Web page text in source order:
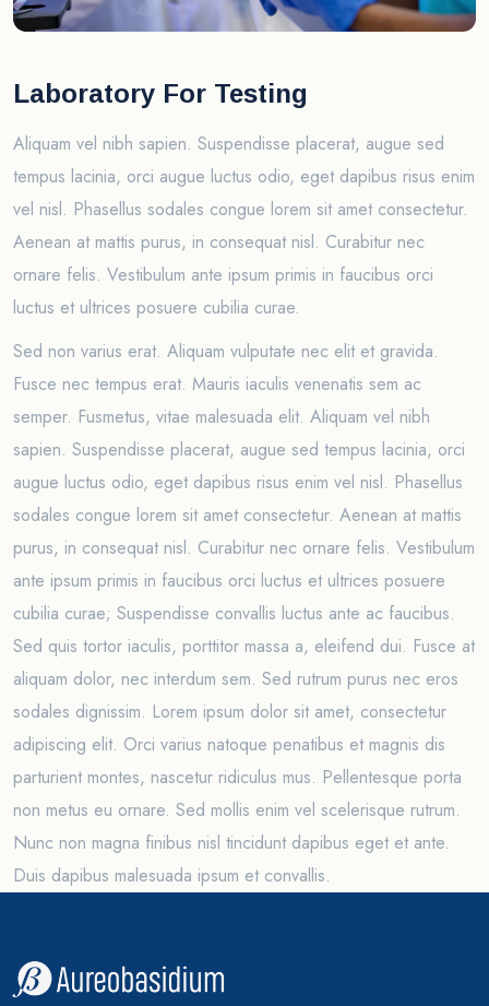
Laboratory For Testing
Aliquam vel nibh sapien. Suspendisse placerat, augue sed
tempus lacinia, orci augue luctus odio, eget dapibus risus enim
vel nisl. Phasellus sodales congue lorem sit amet consectetur.
Aenean at mattis purus, in consequat nisl. Curabitur nec
ornare felis. Vestibulum ante ipsum primis in faucibus orci
luctus et ultrices posuere cubilia curae.
Sed non varius erat. Aliquam vulputate nec elit et gravida.
Fusce nec tempus erat. Mauris iaculis venenatis sem ac
semper. Fusmetus, vitae malesuada elit. Aliquam vel nibh
sapien. Suspendisse placerat, augue sed tempus lacinia, orci
augue luctus odio, eget dapibus risus enim vel nisl. Phasellus
sodales congue lorem sit amet consectetur. Aenean at mattis
purus, in consequat nisl. Curabitur nec ornare felis. Vestibulum
ante ipsum primis in faucibus orci luctus et ultrices posuere
cubilia curae; Suspendisse convallis luctus ante ac faucibus.
Sed quis tortor iaculis, porttitor massa a, eleifend dui. Fusce at
aliquam dolor, nec interdum sem. Sed rutrum purus nec eros
sodales dignissim. Lorem ipsum dolor sit amet, consectetur
adipiscing elit. Orci varius natoque penatibus et magnis dis
parturient montes, nascetur ridiculus mus. Pellentesque porta
non metus eu ornare. Sed mollis enim vel scelerisque rutrum.
Nunc non magna finibus nisl tincidunt dapibus eget et ante.
Duis dapibus malesuada ipsum et convallis.